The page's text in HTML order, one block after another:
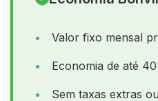
Valor fixo mensal
Economia de até
Sem taxas extras